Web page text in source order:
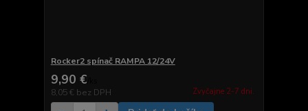
Rocker2 spínač RAMPA 12/24V
9,90 €
8,05 € bez DPH Zvyčajne 2-7 dni.